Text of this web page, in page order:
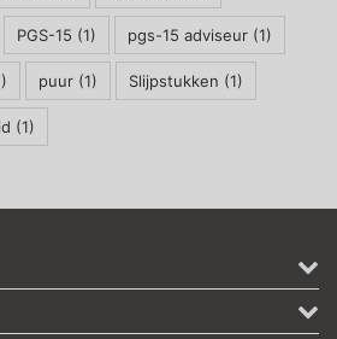
PGS-15 (1) pgs-15 adviseur (1)
puur (1) Slijpstukken (1)
(1)